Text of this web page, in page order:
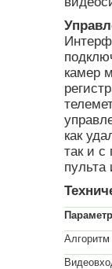
камер
как
так и
пульта